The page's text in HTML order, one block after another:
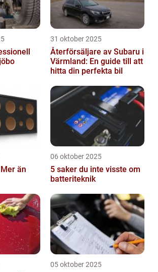
31 oktober 2025
Återförsäljare av Subaru i
Värmland: En guide till att
hitta din perfekta bil
än
06 oktober 2025
5 saker du inte visste om
batteriteknik
05 oktober 2025